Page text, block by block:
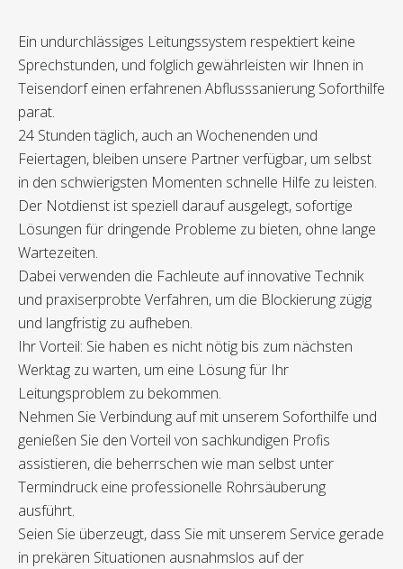
Ein undurchlässiges Leitungssystem respektiert keine
Sprechstunden, und folglich gewährleisten wir Ihnen in
Teisendorf einen erfahrenen Abflusssanierung Soforthilfe
parat.
24 Stunden täglich, auch an Wochenenden und
Feiertagen, bleiben unsere Partner verfügbar, um selbst
in den schwierigsten Momenten schnelle Hilfe zu leisten.
Der Notdienst ist speziell darauf ausgelegt, sofortige
Lösungen für dringende Probleme zu bieten, ohne lange
Wartezeiten.
Dabei verwenden die Fachleute auf innovative Technik
und praxiserprobte Verfahren, um die Blockierung zügig
und langfristig zu aufheben.
Ihr Vorteil: Sie haben es nicht nötig bis zum nächsten
Werktag zu warten, um eine Lösung für Ihr
Leitungsproblem zu bekommen.
Nehmen Sie Verbindung auf mit unserem Soforthilfe und
genießen Sie den Vorteil von sachkundigen Profis
assistieren, die beherrschen wie man selbst unter
Termindruck eine professionelle Rohrsäuberung
ausführt.
Seien Sie überzeugt, dass Sie mit unserem Service gerade
in prekären Situationen ausnahmslos auf der